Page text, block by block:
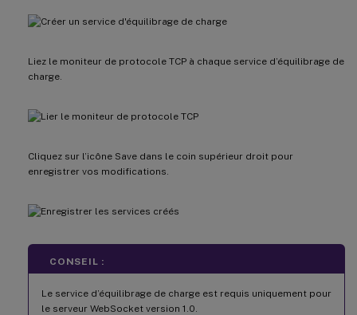
Liez le moniteur de protocole TCP à chaque service d’équilibrage de
charge.
Cliquez sur l’icône Save dans le coin supérieur droit pour
enregistrer vos modifications.
CONSEIL :
Le service d’équilibrage de charge est requis uniquement pour
le serveur WebSocket version 1.0.